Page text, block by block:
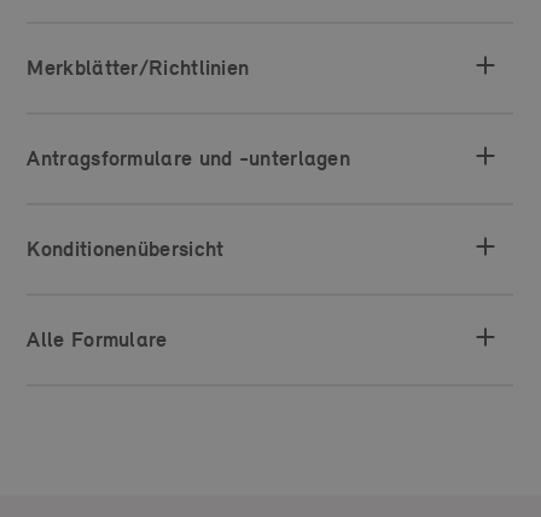
Merkblätter/Richtlinien
Antragsformulare und -unterlagen
Konditionenübersicht
Alle Formulare